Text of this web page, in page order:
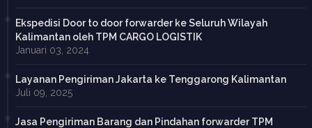
Ekspedisi Door to door forwarder ke Seluruh Wilayah
Kalimantan oleh TPM CARGO LOGISTIK
Januari 03, 2024
Layanan Pengiriman Jakarta ke Tenggarong Kalimantan
Juli 09, 2025
Jasa Pengiriman Barang dan Pindahan forwarder TPM